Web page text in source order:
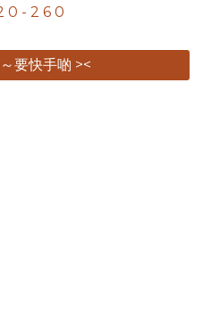
0 - 2 6 0
要快手啲 ><